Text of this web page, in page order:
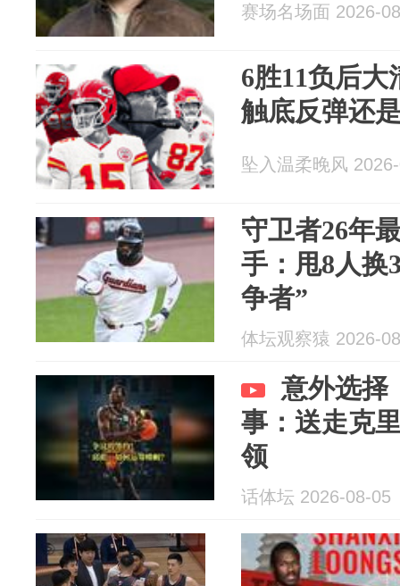
赛场名场面 2026-
6胜11负后
触底反弹还
坠入温柔晚风
守卫者26年
手：甩8人换
争者”
体坛观察猿 2026-
意外选择
事：送走克
领
话体坛 2026-08-05